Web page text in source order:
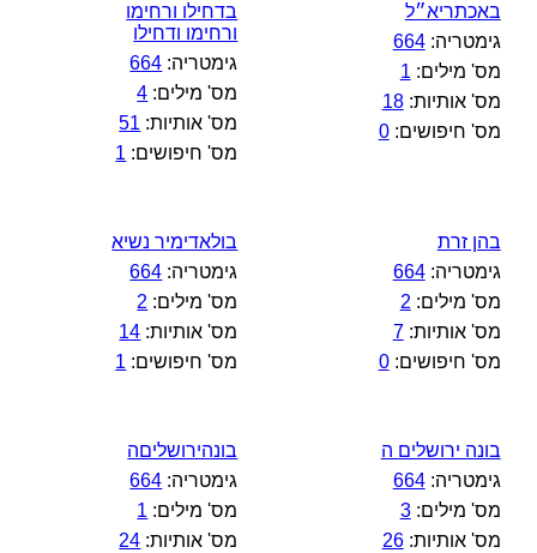
באכתריא״ל
גימטריה:664
מס' מילים: 1
מס' אותיות:18
מס' חיפושים:0
בדחילו ורחימו
ורחימו ודחילו
גימטריה: 664
מס' מילים: 4
מס' אותיות: 51
מס' חיפושים: 1
בהן זרת
גימטריה:664
מס' מילים: 2
מס' אותיות:7
מס' חיפושים:0
בולאדימיר נשיא
גימטריה: 664
מס' מילים: 2
מס' אותיות: 14
מס' חיפושים: 1
בונה ירושלים ה
גימטריה:664
מס' מילים:3
מס' אותיות:26
בונהירושליםה
גימטריה: 664
מס' מילים: 1
מס' אותיות: 24